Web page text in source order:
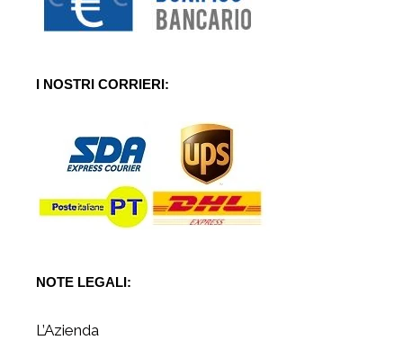
I NOSTRI CORRIERI:
NOTE LEGALI:
L’Azienda